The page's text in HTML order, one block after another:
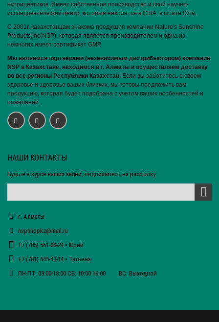
нутрицевтиков. Имеет собственное производство и свой научно-
исследовательский центр, которые находятся в США, в штате Юта.
С 2001г. казахстанцам знакома продукция компании Nature's Sunshine
Products,Inc(NSP), которая является производителем и одна из
немногих имеет сертификат GMP.
Мы являемся партнерами (независимым дистрибьютором) компании
NSP в Казахстане, находимся в г. Алматы и осуществляем доставку
во все регионы Республики Казахстан. Если вы заботитесь о своем
здоровье и здоровье ваших близких, мы готовы предложить вам
продукцию, которая будет подобрана с учетом ваших особенностей и
пожеланий.
НАШИ КОНТАКТЫ
Будьте в курсе наших акций, подпишитесь на рассылку:
г. Алматы
nspshopkz@mail.ru
+7 (705) 561-08-24 • Юрий
+7 (701) 645-43-14 • Татьяна
ПН-ПТ: 09:00-18:00 СБ: 10:00-16:00 ВС: Выходной